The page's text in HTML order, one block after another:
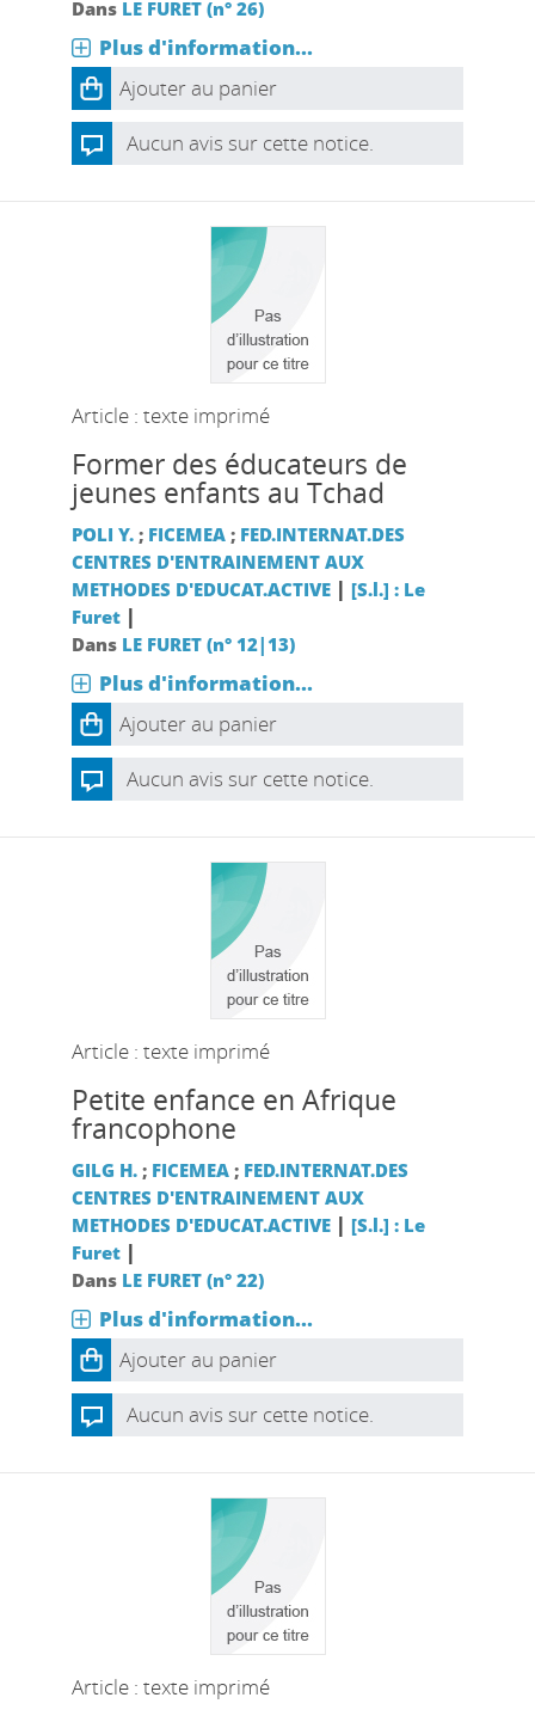
Dans LE FURET (n° 26)
Plus d'information...
Ajouter au panier
Aucun avis sur cette notice.
Article : texte imprimé
Former des éducateurs de
jeunes enfants au Tchad
POLI Y.; FICEMEA; FED.INTERNAT.DES
CENTRES D'ENTRAINEMENT AUX
METHODES D'EDUCAT.ACTIVE | [S.l.] : Le
Furet|
Dans LE FURET (n° 12|13)
Plus d'information...
Ajouter au panier
Aucun avis sur cette notice.
Article : texte imprimé
Petite enfance en Afrique
francophone
GILG H.; FICEMEA; FED.INTERNAT.DES
CENTRES D'ENTRAINEMENT AUX
METHODES D'EDUCAT.ACTIVE | [S.l.] : Le
Furet|
Dans LE FURET (n° 22)
Plus d'information...
Ajouter au panier
Aucun avis sur cette notice.
Article : texte imprimé